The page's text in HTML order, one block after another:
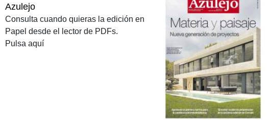
Azulejo
Consulta cuando quieras la edición en
Papel desde el lector de PDFs.
Pulsa aquí